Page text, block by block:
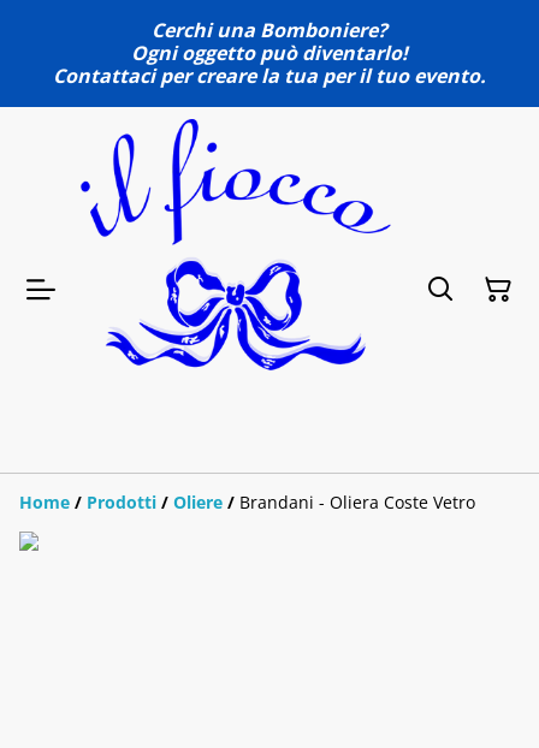
Cerchi una Bomboniere?
Ogni oggetto può diventarlo!
Contattaci per creare la tua per il tuo evento.
Home / Prodotti / Oliere / Brandani - Oliera Coste Vetro